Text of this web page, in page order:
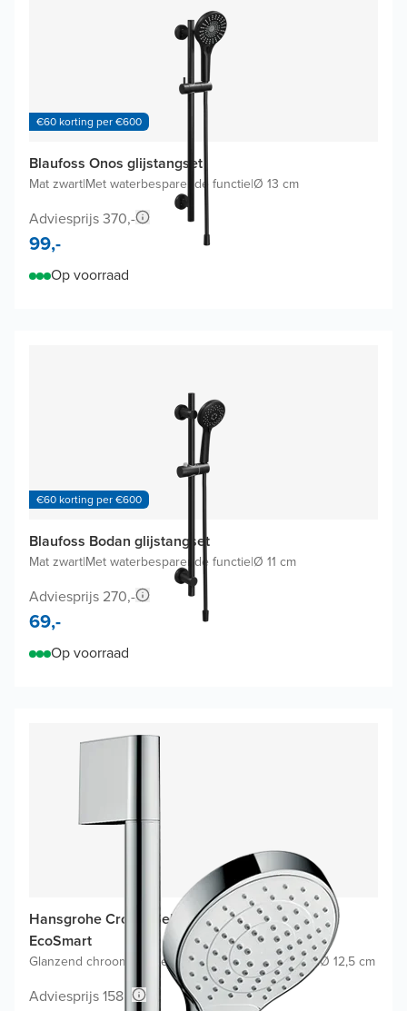
€60 korting per €600
Blaufoss Onos glijstangset
Mat zwart|Met waterbesparende functie|Ø 13 cm
Adviesprijs 370,-
99,-
Op voorraad
€60 korting per €600
Blaufoss Bodan glijstangset
Mat zwart|Met waterbesparende functie|Ø 11 cm
Adviesprijs 270,-
69,-
Op voorraad
Hansgrohe Croma Select S glijstangset Vario
EcoSmart
Glanzend chroom Zonder waterbesparende functie|Ø 12,5 cm
Adviesprijs 158,-